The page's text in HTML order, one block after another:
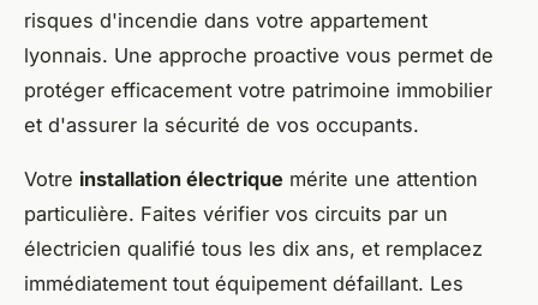
risques d'incendie dans votre appartement
lyonnais. Une approche proactive vous permet de
protéger efficacement votre patrimoine immobilier
et d'assurer la sécurité de vos occupants.
Votre installation électrique mérite une attention
particulière. Faites vérifier vos circuits par un
électricien qualifié tous les dix ans, et remplacez
immédiatement tout équipement défaillant. Les